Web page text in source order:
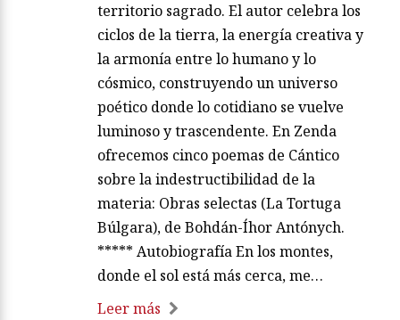
territorio sagrado. El autor celebra los
ciclos de la tierra, la energía creativa y
la armonía entre lo humano y lo
cósmico, construyendo un universo
poético donde lo cotidiano se vuelve
luminoso y trascendente. En Zenda
ofrecemos cinco poemas de Cántico
sobre la indestructibilidad de la
materia: Obras selectas (La Tortuga
Búlgara), de Bohdán-Íhor Antónych.
***** Autobiografía En los montes,
donde el sol está más cerca, me…
Leer más